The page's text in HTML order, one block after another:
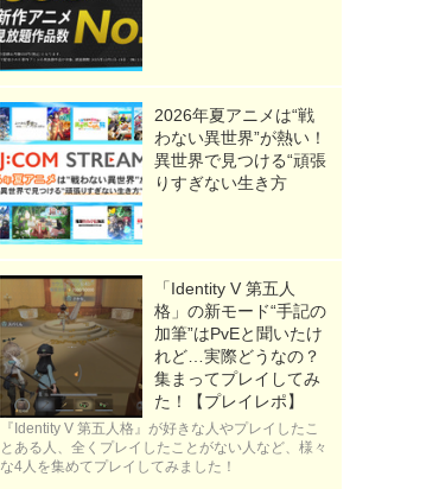
2026年夏アニメは“戦
わない異世界”が熱い！
異世界で見つける“頑張
りすぎない生き方
「Identity V 第五人
格」の新モード“手記の
加筆”はPvEと聞いたけ
れど…実際どうなの？
集まってプレイしてみ
た！【プレイレポ】
『Identity V 第五人格』が好きな人やプレイしたこ
とある人、全くプレイしたことがない人など、様々
な4人を集めてプレイしてみました！